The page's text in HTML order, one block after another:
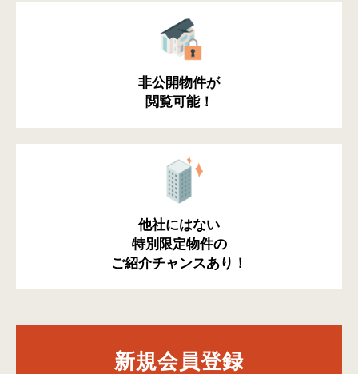
非公開物件が
閲覧可能！
他社にはない
特別限定物件の
ご紹介チャンスあり！
新規会員登録